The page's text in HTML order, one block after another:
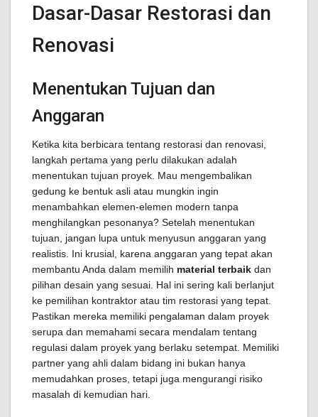
Dasar-Dasar Restorasi dan
Renovasi
Menentukan Tujuan dan
Anggaran
Ketika kita berbicara tentang restorasi dan renovasi,
langkah pertama yang perlu dilakukan adalah
menentukan tujuan proyek. Mau mengembalikan
gedung ke bentuk asli atau mungkin ingin
menambahkan elemen-elemen modern tanpa
menghilangkan pesonanya? Setelah menentukan
tujuan, jangan lupa untuk menyusun anggaran yang
realistis. Ini krusial, karena anggaran yang tepat akan
membantu Anda dalam memilih material terbaik dan
pilihan desain yang sesuai. Hal ini sering kali berlanjut
ke pemilihan kontraktor atau tim restorasi yang tepat.
Pastikan mereka memiliki pengalaman dalam proyek
serupa dan memahami secara mendalam tentang
regulasi dalam proyek yang berlaku setempat. Memiliki
partner yang ahli dalam bidang ini bukan hanya
memudahkan proses, tetapi juga mengurangi risiko
masalah di kemudian hari.